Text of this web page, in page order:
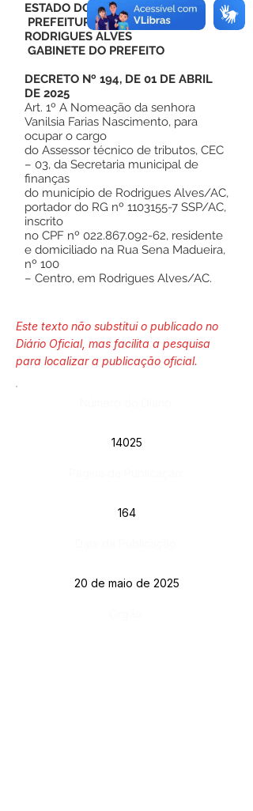
ESTADO DO ACRE
PREFEITURA MUNICIPAL DE
RODRIGUES ALVES
GABINETE DO PREFEITO
DECRETO Nº 194, DE 01 DE ABRIL
DE 2025
Art. 1º A Nomeação da senhora
Vanilsia Farias Nascimento, para
ocupar o cargo
do Assessor técnico de tributos, CEC
– 03, da Secretaria municipal de
finanças
do município de Rodrigues Alves/AC,
portador do RG nº 1103155-7 SSP/AC,
inscrito
no CPF nº 022.867.092-62, residente
e domiciliado na Rua Sena Madueira,
nº 100
– Centro, em Rodrigues Alves/AC.
Este texto não substitui o publicado no
Diário Oficial, mas facilita a pesquisa
para localizar a publicação oficial.
14025
164
20 de maio de 2025